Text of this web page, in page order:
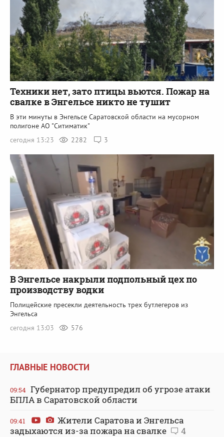
Техники нет, зато птицы вьются. Пожар на
свалке в Энгельсе никто не тушит
В эти минуты в Энгельсе Саратовской области на мусорном
полигоне АО "Ситиматик"
сегодня 13:23
2282 3
В Энгельсе накрыли подпольный цех по
производству водки
Полицейские пресекли деятельность трех бутлегеров из
Энгельса
сегодня 13:03
576
ГЛАВНЫЕ НОВОСТИ
09:54 Губернатор предупредил об угрозе атаки
БПЛА в Саратовской области
09:41
Жители Саратова и Энгельса
задыхаются из-за пожара на свалке
4